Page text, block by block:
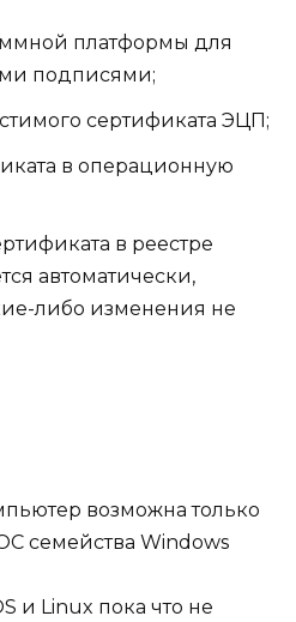
платформы для
подписями;
сертификата ЭЦП;
в операционную
в реестре
автоматически,
либо изменения не
возможна только
семейства Windows
и Linux пока что не